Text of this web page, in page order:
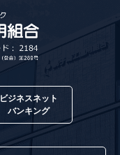
ビジネスネット
バンキング